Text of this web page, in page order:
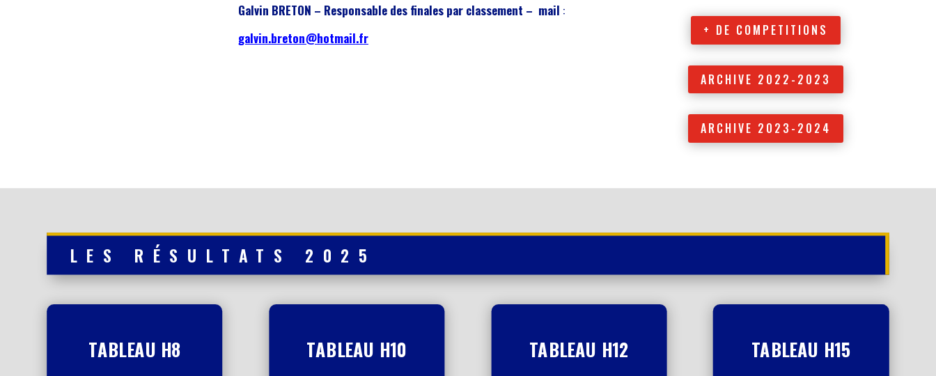
Galvin BRETON – Responsable des finales par classement – mail :
galvin.breton@hotmail.fr
+ DE COMPETITIONS
ARCHIVE 2022-2023
ARCHIVE 2023-2024
LES RÉSULTATS 2025
TABLEAU H8 TABLEAU H10 TABLEAU H12 TABLEAU H15